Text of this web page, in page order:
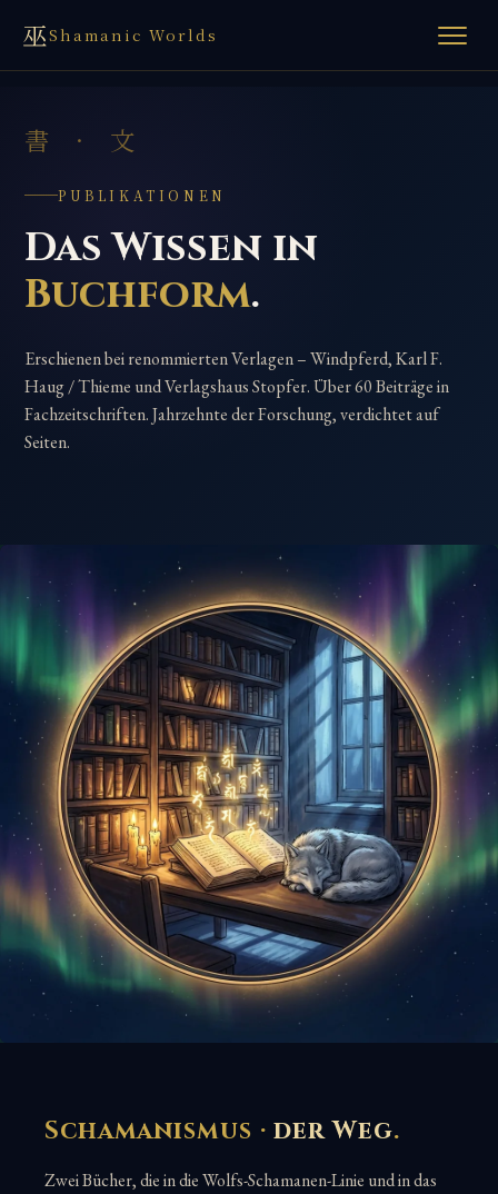
巫Shamanic Worlds
書 · 文
PUBLIKATIONEN
Das Wissen in
Buchform.
Erschienen bei renommierten Verlagen – Windpferd, Karl F.
Haug / Thieme und Verlagshaus Stopfer. Über 60 Beiträge in
Fachzeitschriften. Jahrzehnte der Forschung, verdichtet auf
Seiten.
Schamanismus ·der Weg.
Zwei Bücher, die in die Wolfs-Schamanen-Linie und in das